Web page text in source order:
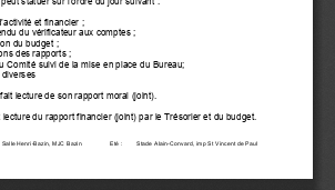
et financier ;
du vérificateur aux comptes ;
du budget ;
des rapports ;
Comité suivi de la mise en place du Bureau;
lecture de son rapport moral (joint).
lecture du rapport financier (joint) par le Trésorier et du budget.
Salle Henri-Bazin, MJC Bazin Eté : Stade Alain-Convard, imp St Vincent de Paul